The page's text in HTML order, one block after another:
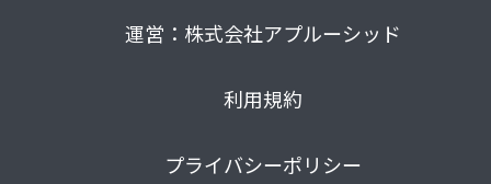
運営：株式会社アプルーシッド
利用規約
プライバシーポリシー